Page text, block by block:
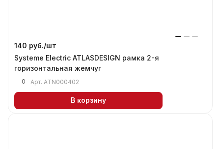
140 руб./шт
Systeme Electric ATLASDESIGN рамка 2-я
горизонтальная жемчуг
0 Арт. ATN000402
В корзину